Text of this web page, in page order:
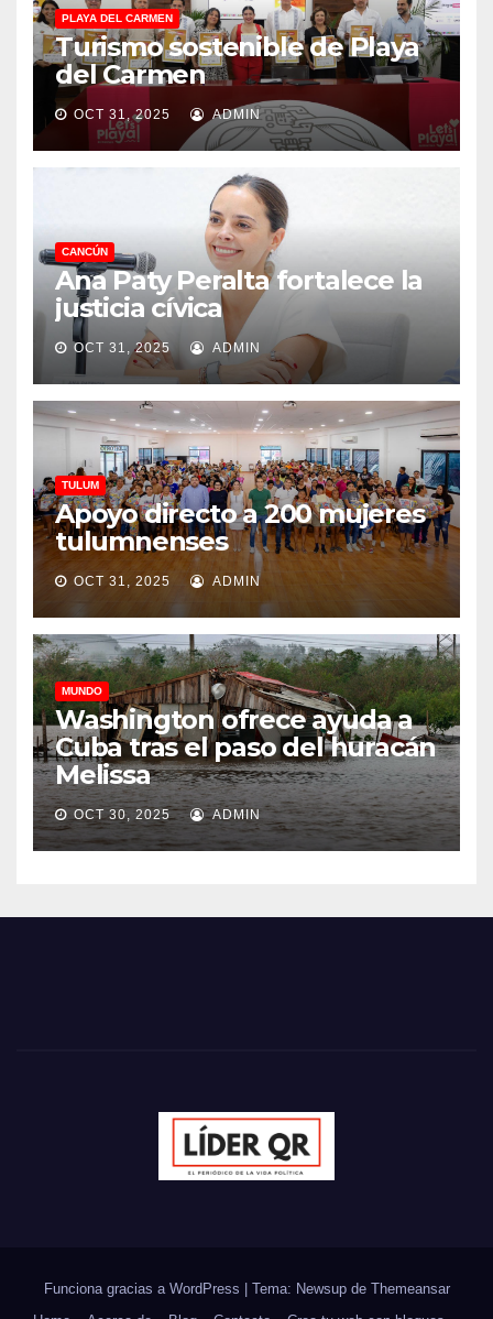
PLAYA DEL CARMEN
Turismo sostenible de Playa
del Carmen
OCT 31, 2025 ADMIN
CANCÚN
Ana Paty Peralta fortalece la
justicia cívica
OCT 31, 2025 ADMIN
TULUM
Apoyo directo a 200 mujeres
tulumnenses
OCT 31, 2025 ADMIN
MUNDO
Washington ofrece ayuda a
Cuba tras el paso del huracán
Melissa
OCT 30, 2025 ADMIN
Funciona gracias a WordPress Tema: Newsup de Themeansar